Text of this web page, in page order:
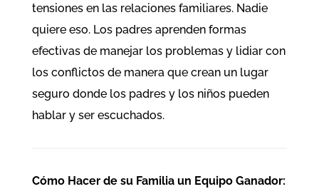
tensiones en las relaciones familiares. Nadie
quiere eso. Los padres aprenden formas
efectivas de manejar los problemas y lidiar con
los conflictos de manera que crean un lugar
seguro donde los padres y los niños pueden
hablar y ser escuchados.
Cómo Hacer de su Familia un Equipo Ganador: